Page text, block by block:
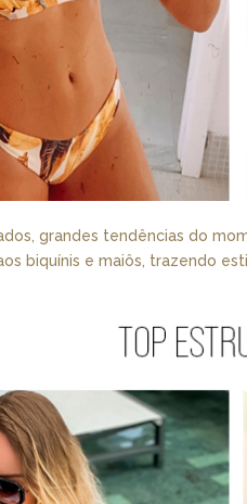
grandes tendências do
biquínis e maiôs, trazendo